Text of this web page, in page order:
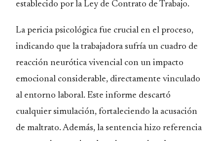
establecido por la Ley de Contrato de Trabajo.
La pericia psicológica fue crucial en el proceso,
indicando que la trabajadora sufría un cuadro de
reacción neurótica vivencial con un impacto
emocional considerable, directamente vinculado
al entorno laboral. Este informe descartó
cualquier simulación, fortaleciendo la acusación
de maltrato. Además, la sentencia hizo referencia